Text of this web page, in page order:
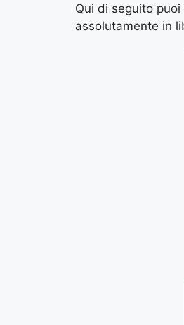
Qui di seguito
assolutamente in